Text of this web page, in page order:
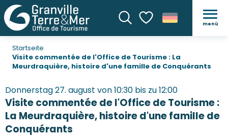
SucheVoir les favoris
menü
Startseite
Visite commentée de l'Office de Tourisme : La
Meurdraquière, histoire d'une famille de Conquérants
Donnerstag 27. august von 10:30 bis zu 12:00
Visite commentée de l'Office de Tourisme :
La Meurdraquière, histoire d'une famille de
Conquérants